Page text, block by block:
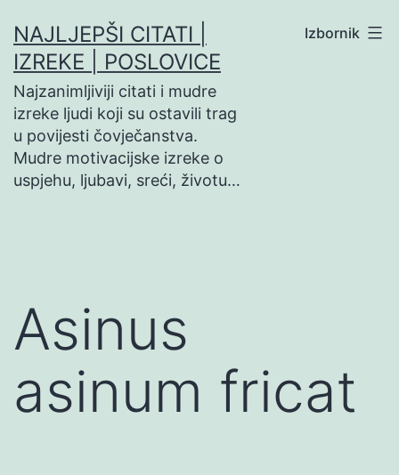
na
sadržaj
NAJLJEPŠI CITATI |
IZREKE | POSLOVICE
Najzanimljiviji citati i mudre
izreke ljudi koji su ostavili trag
u povijesti čovječanstva.
Mudre motivacijske izreke o
uspjehu, ljubavi, sreći, životu…
Izbornik
Asinus
asinum fricat